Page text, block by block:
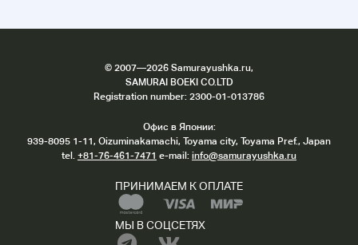
системы, пожалуйста, проверьте коробку
доставки в нижней части описания продукта
для цены доставки.
Связаться с нами
Если у вас есть какие-либо вопросы об
аукционах Yahoo, пожалуйста, свяжитесь с
Контактная форма (Yahoo!) Японский
справочный центр
© 2007—2026 Samurayushka.ru,
SAMURAI BOEKI CO.LTD
Registration number: 2300-01-013786
Офис в Японии:
939-8095 1-11, Oizuminakamachi, Toyama city, Toyama Pref., Japan
tel. +81-76-461-7471 e-mail: info@samurayushka.ru
ПРИНИМАЕМ К ОПЛАТЕ
МЫ В СОЦСЕТЯХ